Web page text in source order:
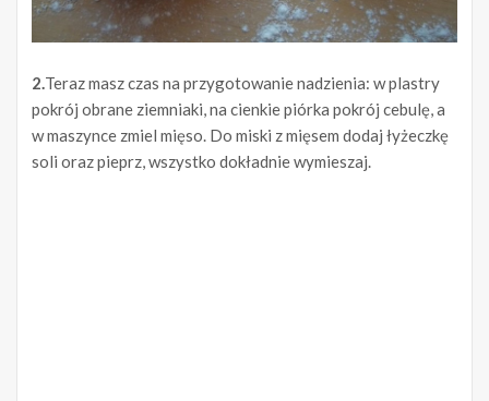
2.Teraz masz czas na przygotowanie nadzienia: w plastry
pokrój obrane ziemniaki, na cienkie piórka pokrój cebulę, a
w maszynce zmiel mięso. Do miski z mięsem dodaj łyżeczkę
soli oraz pieprz, wszystko dokładnie wymieszaj.